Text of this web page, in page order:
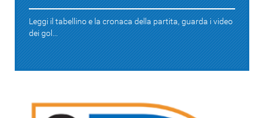
Leggi il tabellino e la cronaca della partita, guarda i video
dei gol...